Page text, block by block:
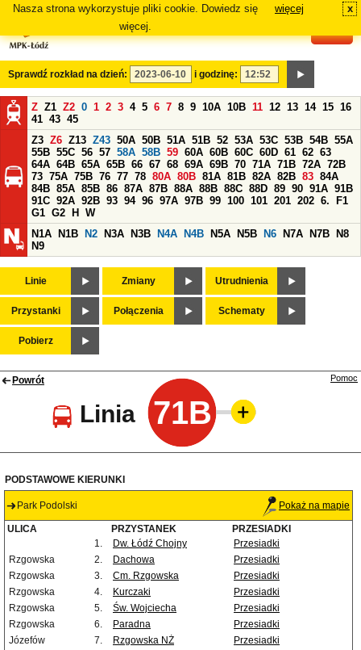
Nasza strona wykorzystuje pliki cookie. Dowiedz się
więcej.
więcej x
Sprawdź rozkład na dzień: i godzinę:
Z Z1 Z2 0 1 2 3 4 5 6 7 8 9 10A 10B 11 12 13 14 15 16
41 43 45
Z3 Z6 Z13 Z43 50A 50B 51A 51B 52 53A 53C 53B 54B 55A
55B 55C 56 57 58A 58B 59 60A 60B 60C 60D 61 62 63
64A 64B 65A 65B 66 67 68 69A 69B 70 71A 71B 72A 72B
73 75A 75B 76 77 78 80A 80B 81A 81B 82A 82B 83 84A
84B 85A 85B 86 87A 87B 88A 88B 88C 88D 89 90 91A 91B
91C 92A 92B 93 94 96 97A 97B 99 100 101 201 202 6.
F1
G1 G2 H
W
N1A
N1B N2 N3A N3B N4A N4B N5A N5B N6 N7A N7B
N8
N9
Linie Zmiany Utrudnienia
Przystanki Połączenia Schematy
Pobierz
Powrót
Linia 71B
Pomoc
PODSTAWOWE KIERUNKI
Park Podolski Pokaż na mapie
ULICA PRZYSTANEK
PRZESIADKI
1.
Dw. Łódź Chojny
Przesiadki
Rzgowska
2. Dachowa
Przesiadki
Rzgowska
3. Cm. Rzgowska
Przesiadki
Rzgowska
4. Kurczaki
Przesiadki
Rzgowska
5. Św. Wojciecha
Przesiadki
Rzgowska
6. Paradna
Przesiadki
Józefów
7. Rzgowska NŻ
Przesiadki